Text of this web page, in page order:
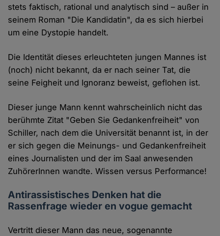
stets faktisch, rational und analytisch sind – außer in
seinem Roman "Die Kandidatin", da es sich hierbei
um eine Dystopie handelt.
Die Identität dieses erleuchteten jungen Mannes ist
(noch) nicht bekannt, da er nach seiner Tat, die
seine Feigheit und Ignoranz beweist, geflohen ist.
Dieser junge Mann kennt wahrscheinlich nicht das
berühmte Zitat "Geben Sie Gedankenfreiheit" von
Schiller, nach dem die Universität benannt ist, in der
er sich gegen die Meinungs- und Gedankenfreiheit
eines Journalisten und der im Saal anwesenden
ZuhörerInnen wandte. Wissen versus Performance!
Antirassistisches Denken hat die
Rassenfrage wieder en vogue gemacht
Vertritt dieser Mann das neue, sogenannte